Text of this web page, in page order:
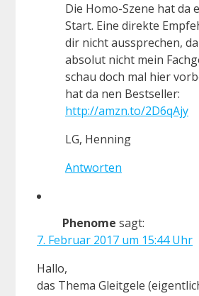
Die Homo-Szene hat da
Start. Eine direkte
dir nicht aussprechen, da
absolut nicht mein
schau doch mal hier
hat da nen Bestseller:
http://amzn.to/2D6qAjy
LG, Henning
Antworten
Phenome sagt:
7. Februar 2017 um 15:44 Uhr
Hallo,
das Thema Gleitgele